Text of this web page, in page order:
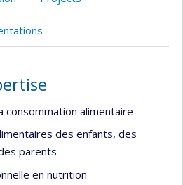
consommation alimentaire
des enfants, des
parents
en nutrition